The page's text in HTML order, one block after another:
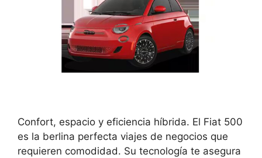
Confort, espacio y eficiencia híbrida. El Fiat 500
es la berlina perfecta viajes de negocios que
requieren comodidad. Su tecnología te asegura